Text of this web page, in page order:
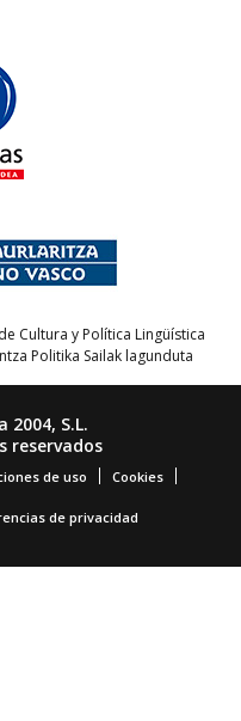
Cultura y Política Lingüística
Politika Sailak lagunduta
2004, S.L.
reservados
de uso Cookies
de privacidad